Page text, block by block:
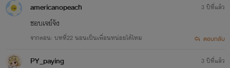
americanopeach
ชอบเจย์จัง
จากตอน: บทที่22 นอนเป็นเพื่อนหน่อยได้ไหม
3 ปีที่แล้ว
ตอบกลับ
PY_paying 3 ปีที่แล้ว